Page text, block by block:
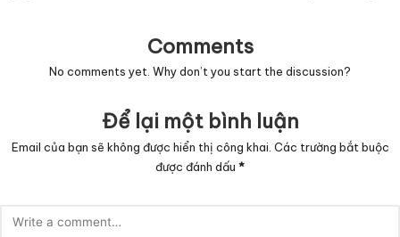
Comments
No comments yet. Why don’t you start the discussion?
Để lại một bình luận
Email của bạn sẽ không được hiển thị công khai. Các trường bắt buộc
được đánh dấu *